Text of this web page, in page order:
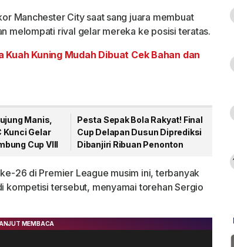
Manchester City saat sang juara membuat
melompati rival gelar mereka ke posisi teratas.
Kuah Kuning Mudah Dibuat Cek Bahan dan
Manis,
Kunci Gelar
Cup VIII
Pesta Sepak Bola Rakyat! Final
Cup Delapan Dusun Diprediksi
Dibanjiri Ribuan Penonton
26 di Premier League musim ini, terbanyak
kompetisi tersebut, menyamai torehan Sergio